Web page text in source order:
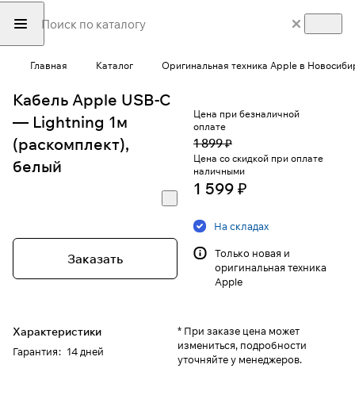
Главная Каталог Оригинальная техника Apple в
Кабель Apple USB-C
— Lightning 1м
(раскомплект),
белый
Заказать
Характеристики
Гарантия: 14 дней
Цена при безналичной
оплате
1 899 ₽
Цена со скидкой при оплате
наличными
1 599 ₽
На складах
Только новая и
оригинальная техника
Apple
* При заказе цена может
измениться, подробности
уточняйте у менеджеров.